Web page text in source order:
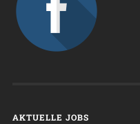
AKTUELLE JOBS